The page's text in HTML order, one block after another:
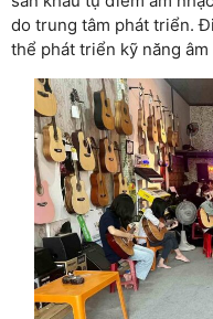
do trung tâm phát triển.
thể phát triển kỹ năng